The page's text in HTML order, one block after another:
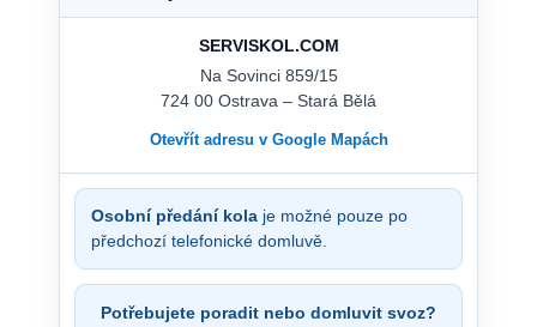
SERVISKOL.COM
Na Sovinci 859/15
724 00 Ostrava – Stará Bělá
Otevřít adresu v Google Mapách
Osobní předání kola je možné pouze po
předchozí telefonické domluvě.
Potřebujete poradit nebo domluvit svoz?